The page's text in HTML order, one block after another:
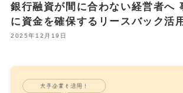
銀行融資が間に合わない経営者へ
に資金を確保するリースバック活
2025年12月19日